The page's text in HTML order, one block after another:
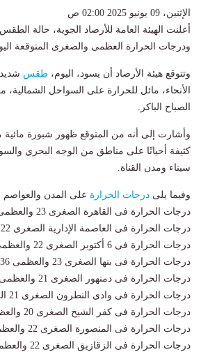
الإثنين، 09 يونيو 2025 02:00 ص
أعلنت الهيئة العامة للأرصاد الجوية، حالة
ودرجات الحرارة العظمى والصغرى المتوقعة اليوم الإثنين 9
وتتوقع هيئة الأرصاد أن يسود، اليوم، طقس
الأنحاء، مائل للحرارة على السواحل الشمالية،
الصباح الباكر.
كثيفة أحيانًا على مناطق من الوجه البحري
سيناء ومدن القناة.
وفيما يلى درجات الحرارة على المدن والعواصم
درجات الحرارة فى القاهرة الصغرى 23 والعظمى 36
درجات الحرارة فى العاصمة الإدارية الصغرى 22 والعظمى 37
درجات الحرارة فى 6 أكتوبر الصغرى 22 والعظمى 37
درجات الحرارة فى بنها الصغرى 23 والعظمى 36
درجات الحرارة فى دمنهور الصغرى 21 والعظمى 35
درجات الحرارة فى وادى النطرون الصغرى 21 العظمى 35
درجات الحرارة فى كفر الشيخ الصغرى 20 والعظمى 33
درجات الحرارة فى المنصورة الصغرى 22 والعظمى 34
درجات الحرارة فى الزقازيق الصغرى 22 والعظمى 35